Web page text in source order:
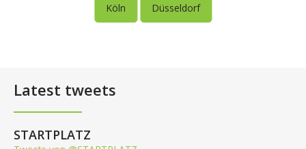
Köln Düsseldorf
Latest tweets
STARTPLATZ